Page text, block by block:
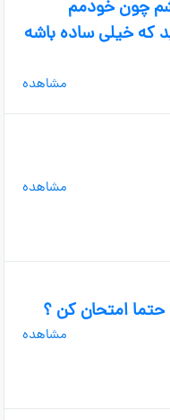
چون خودمم
که خیلی ساده باشه
مشاهده
مشاهده
امتحان کن ؟
مشاهده